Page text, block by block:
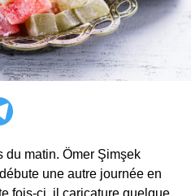
du matin. Ömer Şimşek
une autre journée en
fois-ci, il caricature quelque